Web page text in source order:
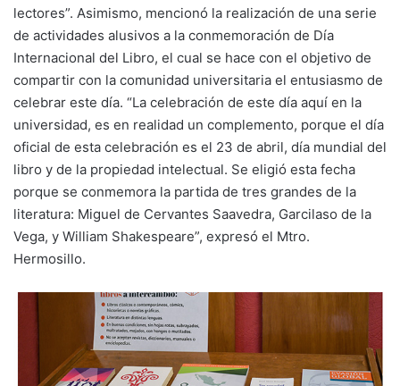
lectores”. Asimismo, mencionó la realización de una serie
de actividades alusivos a la conmemoración de Día
Internacional del Libro, el cual se hace con el objetivo de
compartir con la comunidad universitaria el entusiasmo de
celebrar este día. “La celebración de este día aquí en la
universidad, es en realidad un complemento, porque el día
oficial de esta celebración es el 23 de abril, día mundial del
libro y de la propiedad intelectual. Se eligió esta fecha
porque se conmemora la partida de tres grandes de la
literatura: Miguel de Cervantes Saavedra, Garcilaso de la
Vega, y William Shakespeare”, expresó el Mtro.
Hermosillo.